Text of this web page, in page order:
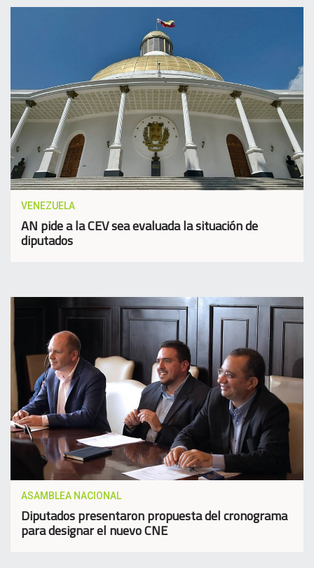
VENEZUELA
AN pide a la CEV sea evaluada la situación de
diputados
ASAMBLEA NACIONAL
Diputados presentaron propuesta del cronograma
para designar el nuevo CNE